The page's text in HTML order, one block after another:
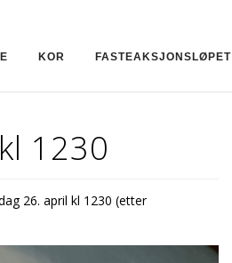
KOR FASTEAKSJONSLØPET
1230
26. april kl 1230 (etter